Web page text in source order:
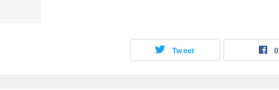
Tweet 0